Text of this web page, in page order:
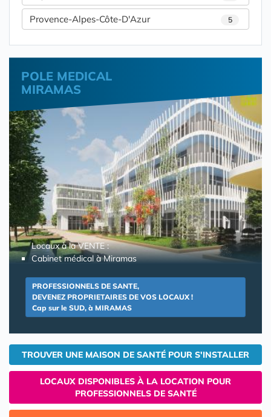
Provence-Alpes-Côte-D'Azur 5
POLE MEDICAL
MIRAMAS
Locaux à la VENTE :
Cabinet médical à Miramas
PROFESSIONNELS DE SANTE,
DEVENEZ PROPRIETAIRES DE VOS LOCAUX !
Cap sur le SUD, à MIRAMAS
TROUVER UNE MAISON DE SANTÉ POUR S'INSTALLER
LOCAUX DISPONIBLES À LA LOCATION POUR
PROFESSIONNELS DE SANTÉ